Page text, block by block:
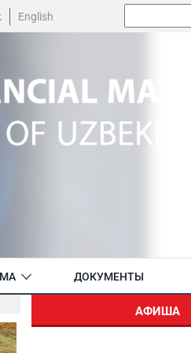
English
ДОКУМЕНТЫ
АФИША